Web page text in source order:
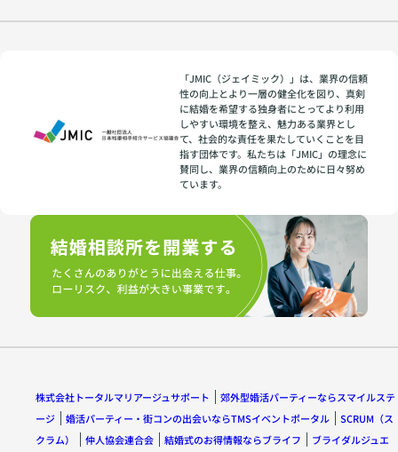
「JMIC（ジェイミック）」は、業界の信頼
性の向上とより一層の健全化を図り、真剣
に結婚を希望する独身者にとってより利用
しやすい環境を整え、魅力ある業界とし
て、社会的な責任を果たしていくことを目
指す団体です。私たちは「JMIC」の理念に
賛同し、業界の信頼向上のために日々努め
ています。
株式会社トータルマリアージュサポート
郊外型婚活パーティーならスマイルステ
ージ
婚活パーティー・街コンの出会いならTMSイベントポータル
SCRUM（ス
クラム）
仲人協会連合会 結婚式のお得情報ならブライフ
ブライダルジュエ